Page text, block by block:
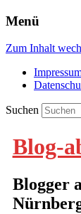
Menü
Zum Inhalt
Suchen
Blog-
Blogger